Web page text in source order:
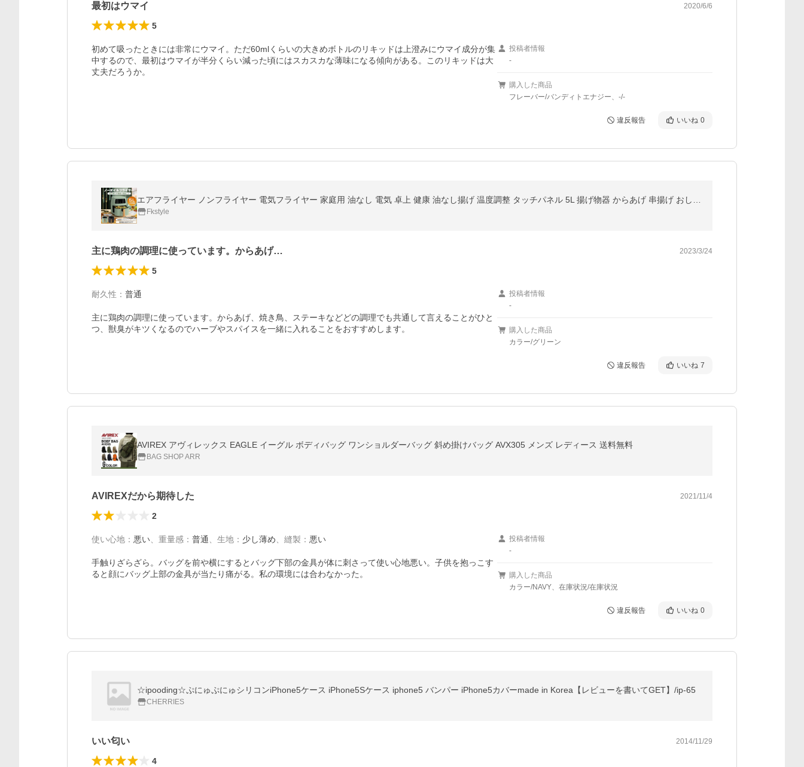
最初はウマイ 2020/6/6
5
初めて吸ったときには非常にウマイ。ただ60mlくらいの大きめボトルのリキッドは上澄みにウマイ成分が集
中するので、最初はウマイが半分くらい減った頃にはスカスカな薄味になる傾向がある。このリキッドは大
丈夫だろうか。
投稿者情報
-
購入した商品
フレーバー/バンディトエナジー、-/-
違反報告 いいね 0
Fkstyle
主に鶏肉の調理に使っています。からあげ… 2023/3/24
5
耐久性 ： 普通
主に鶏肉の調理に使っています。からあげ、焼き鳥、ステーキなどどの調理でも共通して言えることがひと
つ、獣臭がキツくなるのでハーブやスパイスを一緒に入れることをおすすめします。
投稿者情報
-
購入した商品
カラー/グリーン
違反報告 いいね 7
AVIREX アヴィレックス EAGLE イーグル ボディバッグ ワンショルダーバッグ 斜め掛けバッグ AVX305 メンズ レディース 送料無料
BAG SHOP ARR
AVIREXだから期待した 2021/11/4
2
使い心地 ： 悪い 重量感 ： 普通 生地 ： 少し薄め 縫製 ： 悪い
手触りざらざら。バッグを前や横にするとバッグ下部の金具が体に刺さって使い心地悪い。子供を抱っこす
ると顔にバッグ上部の金具が当たり痛がる。私の環境には合わなかった。
投稿者情報
-
購入した商品
カラー/NAVY、在庫状況/在庫状況
違反報告 いいね 0
☆ipooding☆ぷにゅぷにゅシリコンiPhone5ケース iPhone5Sケース iphone5 バンパー iPhone5カバーmade in Korea【レビューを書いてGET】/ip-65
CHERRIES
いい匂い 2014/11/29
4